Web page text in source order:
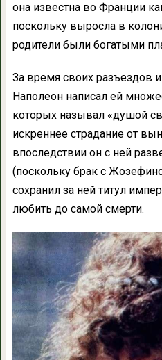
она известна во Франции
поскольку выросла в
родители были богатыми
За время своих разъездов
Наполеон написал ей
которых называл «душой
искреннее страдание от
впоследствии он с ней
(поскольку брак с
сохранил за ней титул
любить до самой смерти.